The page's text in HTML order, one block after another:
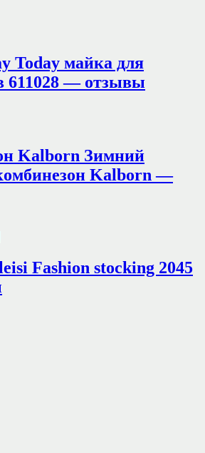
Today майка для
611028 — отзывы
Kalborn Зимний
Kalborn —
Fashion stocking 2045